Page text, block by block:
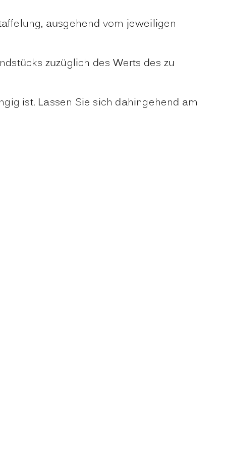
, ausgehend vom jeweiligen
zuzüglich des Werts des zu
ist. Lassen Sie sich dahingehend am